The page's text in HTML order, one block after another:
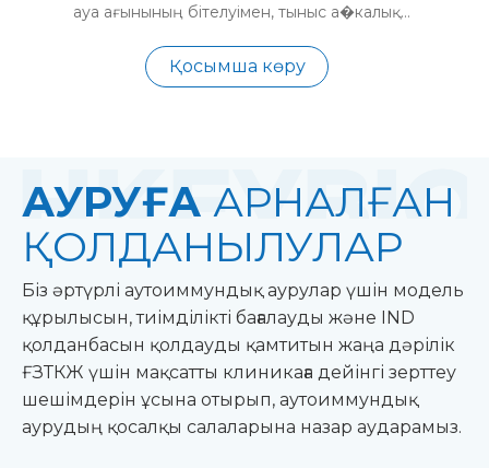
ауа ағынының бітелуімен, тыныс а�калық
Қосымша көру
АУРУҒА АРНАЛҒАН
ҚОЛДАНЫЛУЛАР
Біз әртүрлі аутоиммундық аурулар үшін модель
құрылысын, тиімділікті бағалауды және IND
қолданбасын қолдауды қамтитын жаңа дәрілік
ҒЗТКЖ үшін мақсатты клиникаға дейінгі зерттеу
шешімдерін ұсына отырып, аутоиммундық
аурудың қосалқы салаларына назар аударамыз.